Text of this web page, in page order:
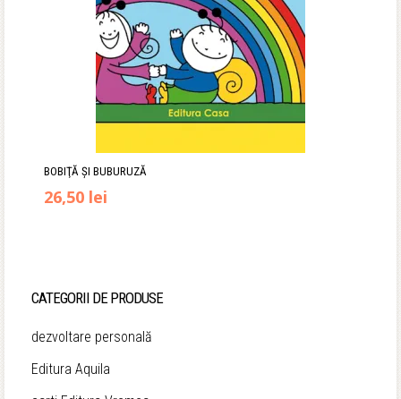
BOBIŢĂ ŞI BUBURUZĂ
Prețul
fost:
26,50 lei
26,50 lei.
CATEGORII DE PRODUSE
dezvoltare personală
Editura Aquila